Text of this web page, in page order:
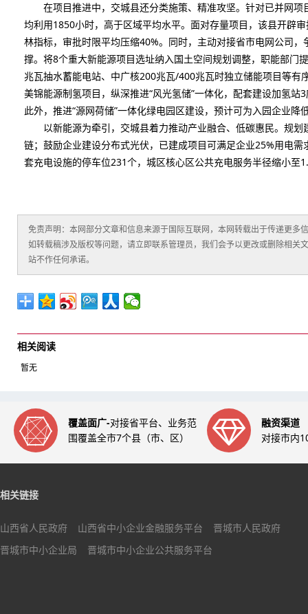
在项目推进中，交城县还分类施策、精准攻坚。针对已并网项
均利用1850小时，高于区域平均水平。面对存量项目，该县开辟
林指标，审批时限平均压缩40%。同时，主动对接省市电网公司
撑。将8个重大新能源项目选址纳入国土空间规划调整，职能部门
兆瓦抽水蓄能电站、中广核200兆瓦/400兆瓦时独立储能项目等
美锦能源制氢项目，纵深推进“风光氢储”一体化，配套建设加氢
此外，推进“源网荷储”一体化绿电园区建设，预计可为入园企业
以新能源为牵引，交城县着力推动产业融合、低碳惠民。规划
链；鼓励企业建设分布式光伏，已建成项目可满足企业25%用电
套充电设施的停车位231个，城区核心区公共充电服务半径缩小
免责声明：本网部分文章和信息来源于国际互联网，本网转载出于传递更
如转载稿涉及版权等问题，请立即联系管理员，我们会予以更改或删除相
站不作任何承诺。
相关阅读
暂无
覆盖面广-对接省平台、业务范
围覆盖全市7个县（市、区）
融资渠道
对接市内
相关链接
山西省人民政府 山西省中小企业金融服务平台
晋城市人民政府
晋城市中小企业局
晋城市中小企业公共服务平台